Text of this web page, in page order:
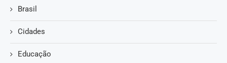
Brasil
Cidades
Educação